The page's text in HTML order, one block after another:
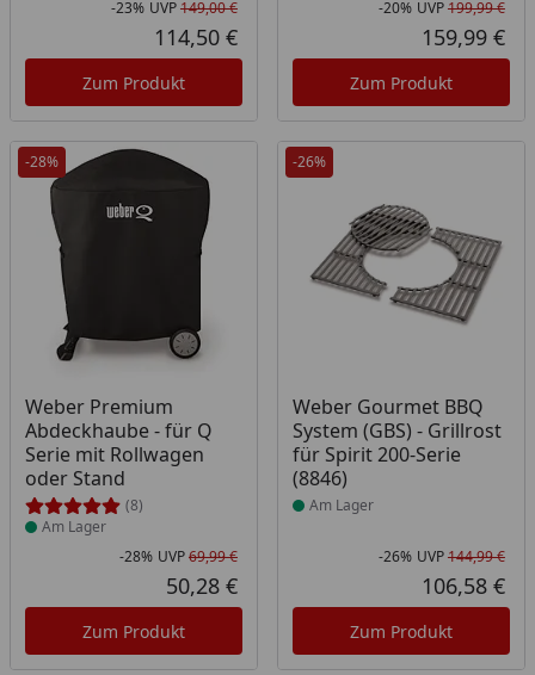
Rabatt in Prozent
-23%
Ursprünglicher Preis
UVP149,00 €
Aktueller Preis
114,50 €
Zum Produkt
-20% UVP199,99 €
159,99 €
Zum Produkt
-28%
Weber Premium
Abdeckhaube - für Q
Serie mit Rollwagen
oder Stand
(8)
Produkt am Lager
Am Lager
Rabatt in Prozent
-28%
Ursprünglicher Preis
UVP69,99 €
Aktueller Preis
50,28 €
Zum Produkt
-26%
Weber Gourmet BBQ
System (GBS) - Grillrost
für Spirit 200-Serie
(8846)
Produkt am Lager
Am Lager
-26% UVP144,99 €
106,58 €
Zum Produkt